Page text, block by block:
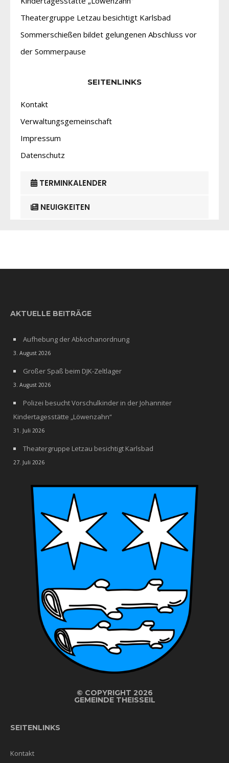
Theatergruppe Letzau besichtigt Karlsbad
Sommerschießen bildet gelungenen Abschluss vor
der Sommerpause
SEITENLINKS
Kontakt
Verwaltungsgemeinschaft
Impressum
Datenschutz
TERMINKALENDER
NEUIGKEITEN
AKTUELLE BEITRÄGE
Aufhebung der Abkochanordnung
3. August 2026
Großer Spaß beim DJK-Zeltlager
3. August 2026
Polizei besucht Vorschulkinder in der Johanniter
Kindertagesstätte „Löwenzahn“
31. Juli 2026
Theatergruppe Letzau besichtigt Karlsbad
27. Juli 2026
© COPYRIGHT 2026
GEMEINDE THEISSEIL
SEITENLINKS
Kontakt